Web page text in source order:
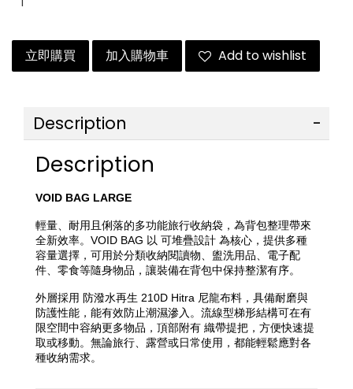
立即購買 加入購物車 Add to wishlist
Description
Description
VOID BAG LARGE
輕量、耐用且俐落的多功能旅行收納袋，為背包整理帶來
全新效率。VOID BAG 以 可堆疊設計 為核心，提供多種
容量選擇，可用於分類收納閱讀物、盥洗用品、電子配
件、零食等隨身物品，讓裝備在背包中保持整潔有序。
外層採用 防潑水再生 210D Hitra 尼龍布料，具備耐磨與
防護性能，能有效防止潮濕滲入。流線型梯形結構可在有
限空間中容納更多物品，頂部附有 織帶提把，方便快速提
取或移動。無論旅行、露營或日常使用，都能輕鬆應對各
種收納需求。